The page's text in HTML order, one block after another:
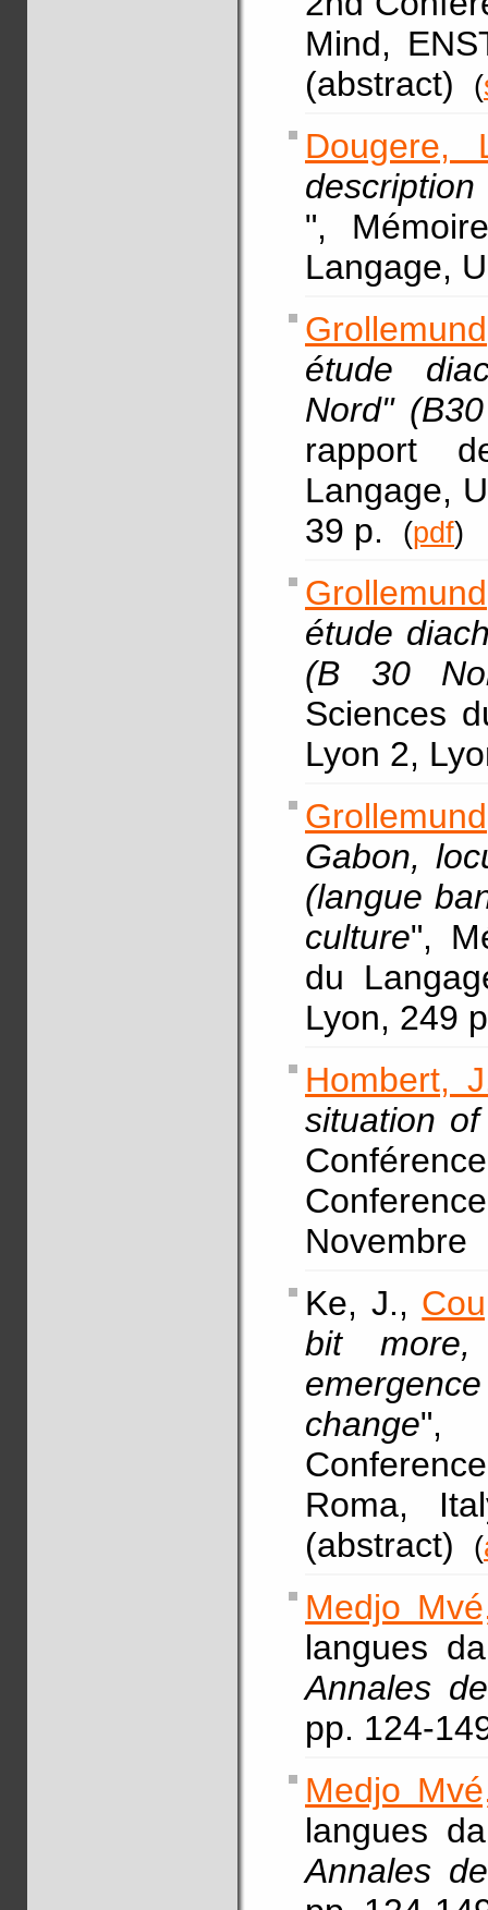
Mind,
(abstract)
(
Dougere,
",
Langage,
étude
Nord"
rapport
Langage,
39 p.
(pdf)
étude
(B 30
Sciences
Lyon 2,
Gabon,
(langue
culture",
du
Lyon, 249
Hombert,
situation
Novembre
Ke, J.,
bit
change",
Roma,
(abstract)
(
Medjo
langues
Annales
pp. 124-
Medjo
langues
Annales